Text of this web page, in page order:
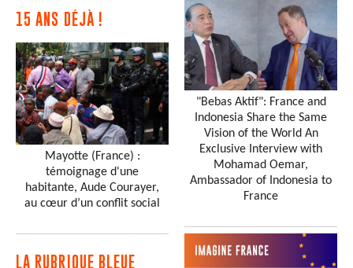
15 ANS DÉJÀ !
Mayotte (France) :
témoignage d'une
habitante, Aude Courayer,
au cœur d’un conflit social
LA RUBRIQUE BLEUE
"Bebas Aktif": France and
Indonesia Share the Same
Vision of the World An
Exclusive Interview with
Mohamad Oemar,
Ambassador of Indonesia to
France